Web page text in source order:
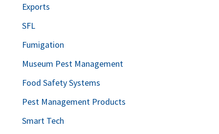
Exports
SFL
Fumigation
Museum Pest Management
Food Safety Systems
Pest Management Products
Smart Tech